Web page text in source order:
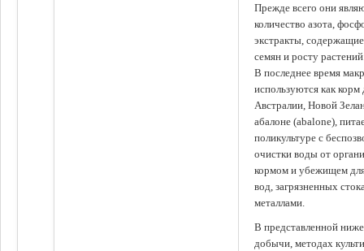
Прежде всего они
количество азота,
экстракты,
семян и росту
В последнее время
используются как
Австралии, Новой
абалоне (abalone),
поликультуре с
очистки воды от
кормом и убежищем
вод, загрязненных
металлами.
В представленной
добычи, методах